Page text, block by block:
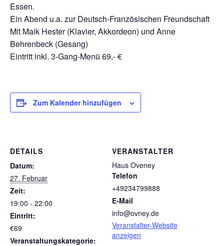
Essen.
Ein Abend u.a. zur Deutsch-Französischen Freundschaft
Mit Maik Hester (Klavier, Akkordeon) und Anne
Behrenbeck (Gesang)
Eintritt inkl. 3-Gang-Menü 69,- €
Zum Kalender hinzufügen
DETAILS
Datum:
27. Februar
Zeit:
19:00 - 22:00
Eintritt:
€69
Veranstaltungskategorie:
VERANSTALTER
Haus Oveney
Telefon
+49234799888
E-Mail
info@ovney.de
Veranstalter-Website
anzeigen